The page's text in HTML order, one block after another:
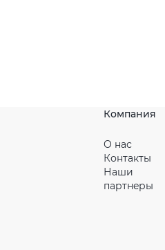
Компания
О нас
Контакты
Наши
партнeры